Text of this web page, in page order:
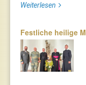
Weiterlesen
Festliche heilige